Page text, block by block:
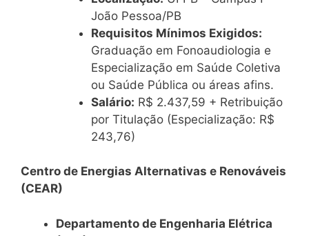
João Pessoa/PB
Requisitos Mínimos Exigidos:
Graduação em Fonoaudiologia e
Especialização em Saúde Coletiva
ou Saúde Pública ou áreas afins.
Salário: R$ 2.437,59 + Retribuição
por Titulação (Especialização: R$
243,76)
Centro de Energias Alternativas e Renováveis
(CEAR)
Departamento de Engenharia Elétrica